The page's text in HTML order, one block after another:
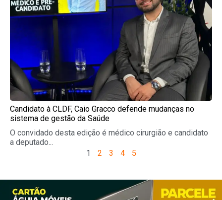
Candidato à CLDF, Caio Gracco defende mudanças no
sistema de gestão da Saúde
O convidado desta edição é médico cirurgião e candidato
a deputado...
1
2 3 4 5